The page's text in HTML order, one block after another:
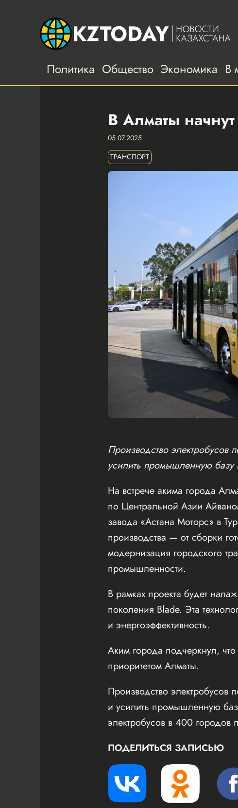
Политика Общество Экономика В
В Алматы
05.07.2025
ТРАНСПОРТ
Производство электробусов
усилить промышленную базу
На встрече акима города
по Центральной Азии
завода «Астана Моторс» в
производства — от сборки
модернизация городского
промышленности.
В рамках проекта будет
поколения Blade. Эта
и энергоэффективность.
Аким города подчеркнул, что
приоритетом Алматы.
Производство электробусов
и усилить промышленную
электробусов в 400 городов
ПОДЕЛИТЬСЯ ЗАПИСЬЮ